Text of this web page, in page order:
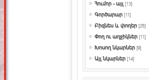
Հումոր - այլ [13]
Գործարար [11]
Բիզնես և փողեր [25]
Փող ու աղջիկներ [11]
Խոսող նկարներ [9]
Այլ նկարներ [14]